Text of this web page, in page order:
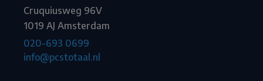
Cruquiusweg 96V
1019 AJ Amsterdam
020-693 0699
info@pcstotaal.nl